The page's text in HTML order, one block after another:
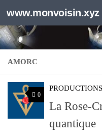
Au dessous du contenu
www.monvoisin.xyz
AMORC
0
PRODUCTIONS
La Rose-
quantique